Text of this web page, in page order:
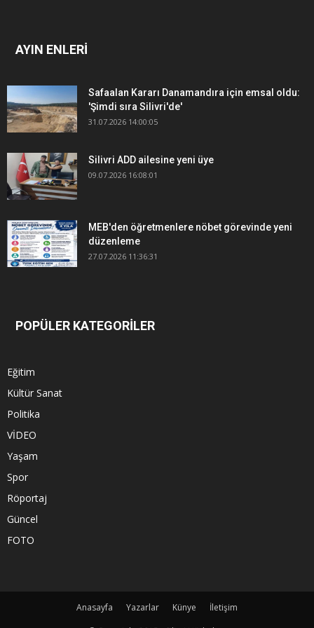
AYIN ENLERİ
Safaalan Kararı Danamandıra için emsal oldu:
'Şimdi sıra Silivri'de'
31.07.2026 14:00:05
Silivri ADD ailesine yeni üye
09.07.2026 16:08:01
MEB'den öğretmenlere nöbet görevinde yeni
düzenleme
27.07.2026 11:36:31
POPÜLER KATEGORİLER
Eğitim
Kültür Sanat
Politika
VİDEO
Yaşam
Spor
Röportaj
Güncel
FOTO
Anasayfa Yazarlar Künye
İletişim